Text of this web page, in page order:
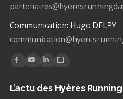
Communication: Hugo DELPY
Trouvez nous sur :
La
Facebook
La
YouTube
La
LinkedIn
La
Site
L’actu des Hyères